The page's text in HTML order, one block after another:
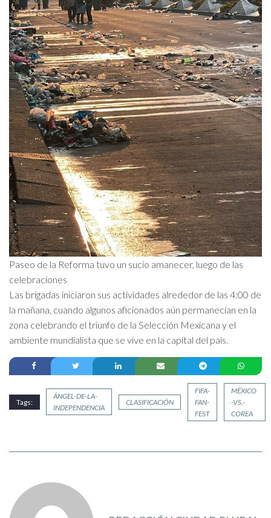
Paseo de la Reforma tuvo un sucio amanecer, luego de las
celebraciones
Las brigadas iniciaron sus actividades alrededor de las 4:00 de
la mañana, cuando algunos aficionados aún permanecían en la
zona celebrando el triunfo de la Selección Mexicana y el
ambiente mundialista que se vive en la capital del país.
Tags:
ÁNGEL-DE-LA-
INDEPENDENCIA
CLASIFICACIÓN
FIFA-
FAN-
FEST
MÉXICO
-VS.-
COREA